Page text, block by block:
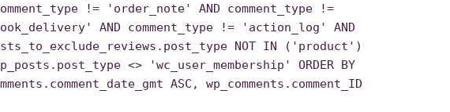
!= 'order_note' AND comment_type !=
AND comment_type != 'action_log' AND
NOT IN ('product')
<> 'wc_user_membership' ORDER BY
ASC, wp_comments.comment_ID